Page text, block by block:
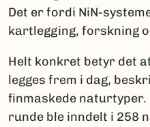
Det er fordi NiN-
kartlegging, forskning
Helt konkret betyr det
legges frem i dag,
finmaskede
runde ble inndelt i 258